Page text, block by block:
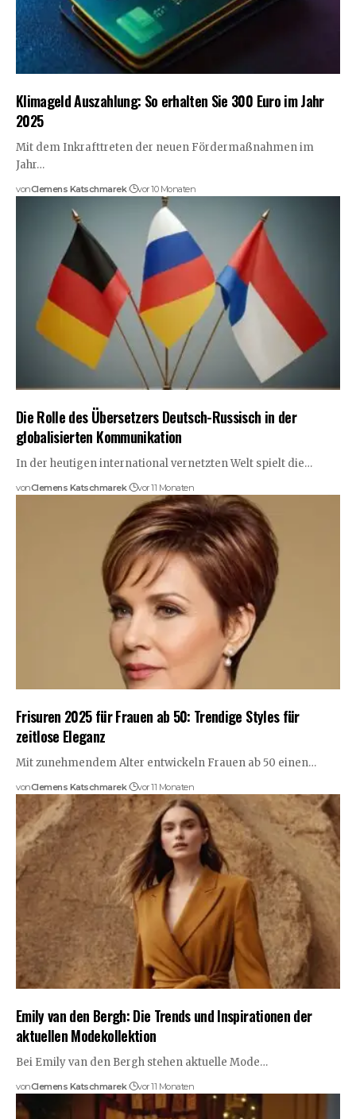
Klimageld Auszahlung: So erhalten Sie 300 Euro im Jahr
2025
Mit dem Inkrafttreten der neuen Fördermaßnahmen im
Jahr…
vonClemens Katschmarek vor 10 Monaten
Die Rolle des Übersetzers Deutsch-Russisch in der
globalisierten Kommunikation
In der heutigen international vernetzten Welt spielt die…
vonClemens Katschmarek vor 11 Monaten
Frisuren 2025 für Frauen ab 50: Trendige Styles für
zeitlose Eleganz
Mit zunehmendem Alter entwickeln Frauen ab 50 einen…
vonClemens Katschmarek vor 11 Monaten
Emily van den Bergh: Die Trends und Inspirationen der
aktuellen Modekollektion
Bei Emily van den Bergh stehen aktuelle Mode…
vonClemens Katschmarek vor 11 Monaten